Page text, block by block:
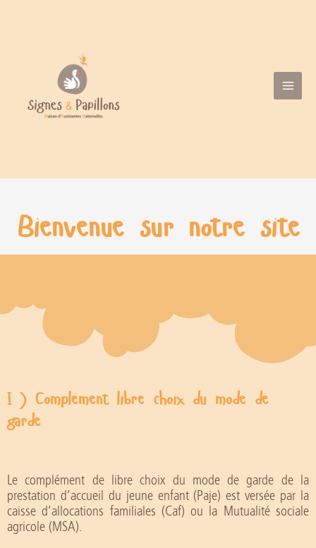
Bienvenue sur notre site
I ) Complément libre choix du mode de
garde
Le complément de libre choix du mode de garde de la
prestation d’accueil du jeune enfant (Paje) est versée par la
caisse d’allocations familiales (Caf) ou la Mutualité sociale
agricole (MSA).